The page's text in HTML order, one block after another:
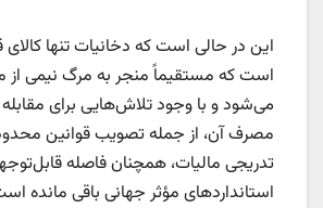
این در حالی است که دخانیات تنها کالای
است که مستقیماً منجر به مرگ نیمی
می‌شود و با وجود تلاش‌هایی برای
مصرف آن، از جمله تصویب قوانین
تدریجی مالیات، همچنان فاصله
استانداردهای مؤثر جهانی باقی مانده